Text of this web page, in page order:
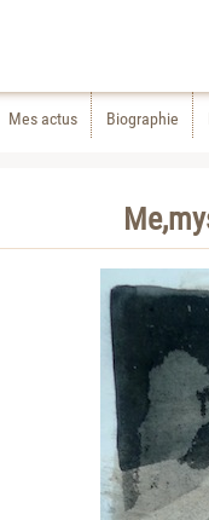
Mes actus Biographie